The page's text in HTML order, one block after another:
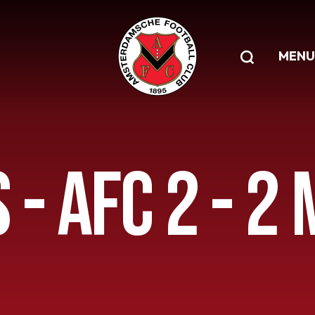
MENU
- AFC 2 - 2